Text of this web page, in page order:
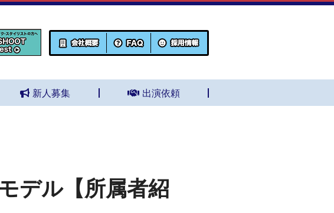
新人募集 出演依頼
デル【所属者紹